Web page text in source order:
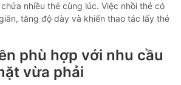
nhiều thẻ cùng lúc. Việc nhồi thẻ có
tăng độ dày và khiến thao tác lấy thẻ
phù hợp với nhu cầu
vừa phải